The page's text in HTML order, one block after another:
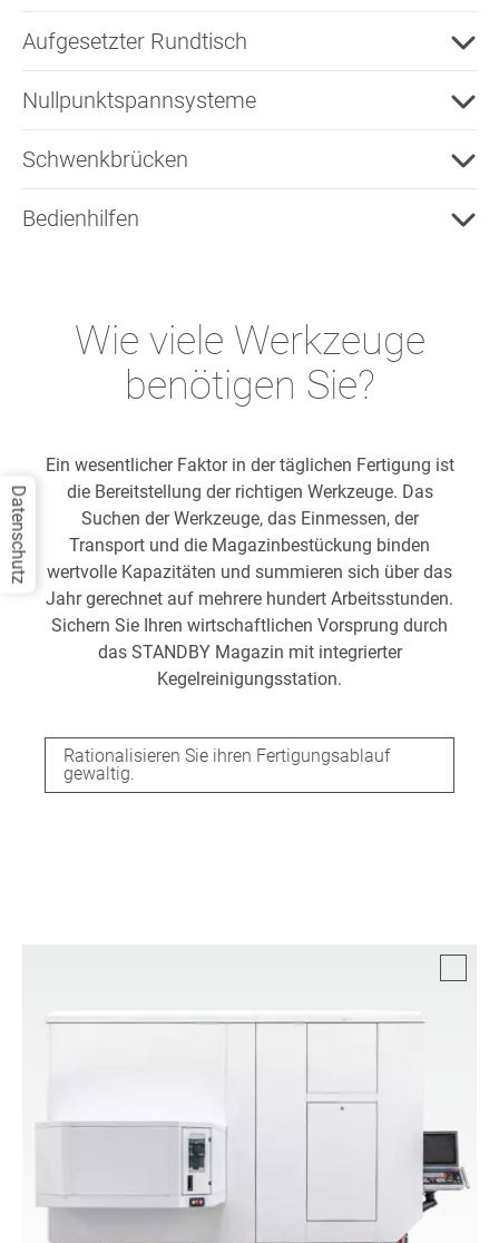
Aufgesetzter Rundtisch
Nullpunktspannsysteme
Schwenkbrücken
Bedienhilfen
Wie viele Werkzeuge
benötigen Sie?
Ein wesentlicher Faktor in der täglichen Fertigung ist
die Bereitstellung der richtigen Werkzeuge. Das
Suchen der Werkzeuge, das Einmessen, der
Transport und die Magazinbestückung binden
wertvolle Kapazitäten und summieren sich über das
Jahr gerechnet auf mehrere hundert Arbeitsstunden.
Sichern Sie Ihren wirtschaftlichen Vorsprung durch
das STANDBY Magazin mit integrierter
Kegelreinigungsstation.
Rationalisieren Sie ihren Fertigungsablauf
gewaltig.
Datenschutz